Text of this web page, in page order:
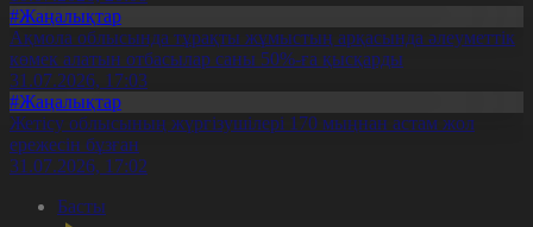
#Жаңалықтар
Ақмола облысында тұрақты жұмыстың арқасында әлеуметтік
көмек алатын отбасылар саны 50%-ға қысқарды
31.07.2026, 17:03
#Жаңалықтар
Жетісу облысының жүргізушілері 170 мыңнан астам жол
ережесін бұзған
31.07.2026, 17:02
Басты